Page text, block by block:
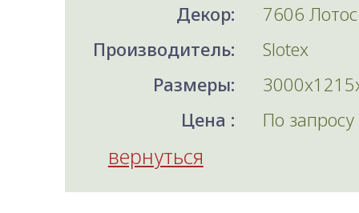
Декор:
7606 Лотос
Производитель:
Slotex
Размеры:
Цена :
По запросу
вернуться